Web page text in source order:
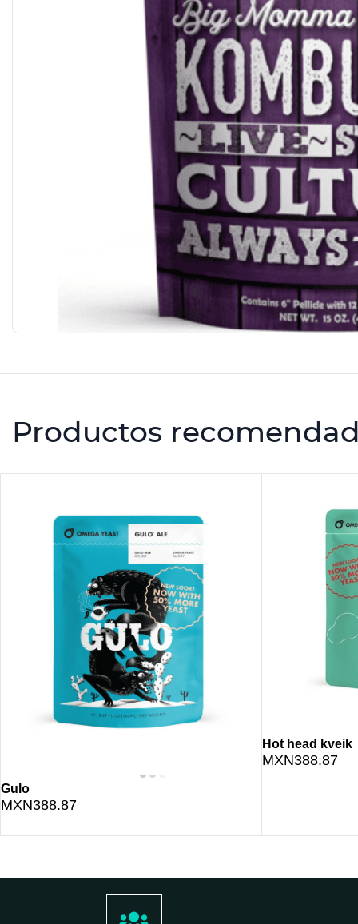
Productos
Gulo
MXN388.87
Hot head kveik
MXN388.87